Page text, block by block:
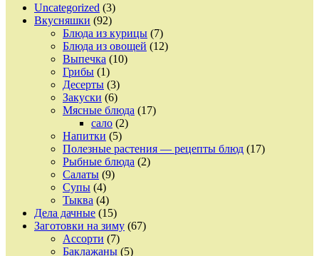
Uncategorized (3)
Вкусняшки (92)
Блюда из курицы (7)
Блюда из овощей (12)
Выпечка (10)
Грибы (1)
Десерты (3)
Закуски (6)
Мясные блюда (17)
сало (2)
Напитки (5)
Полезные растения — рецепты блюд (17)
Рыбные блюда (2)
Салаты (9)
Супы (4)
Тыква (4)
Дела дачные (15)
Заготовки на зиму (67)
Ассорти (7)
Баклажаны (5)